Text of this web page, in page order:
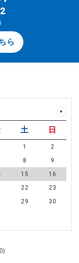
ら
土 日
1
2
8
9
15
16
22
23
29
30